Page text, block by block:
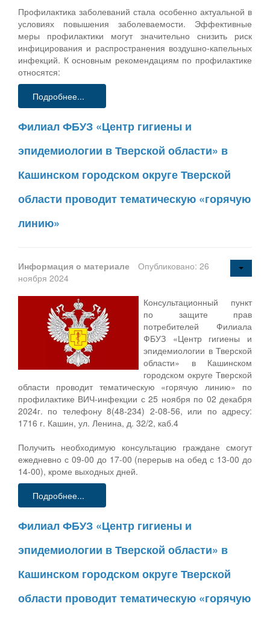
Профилактика заболеваний стала особенно актуальной в
условиях повышения заболеваемости. Эффективные
меры профилактики могут значительно снизить риск
инфицирования и распространения воздушно-капельных
инфекций. К основным рекомендациям по профилактике
относятся:
Подробнее...
Филиал ФБУЗ «Центр гигиены и
эпидемиологии в Тверской области» в
Кашинском городском округе Тверской
области проводит тематическую «горячую
линию»
Информация о материале
Опубликовано: 26
ноября 2024
Консультационный пункт
по защите прав
потребителей Филиала
ФБУЗ «Центр гигиены и
эпидемиологии в Тверской
области» в Кашинском
городском округе Тверской
области проводит тематическую «горячую линию» по
профилактике ВИЧ-инфекции с 25 ноября по 02 декабря
2024г. по телефону 8(48-234) 2-08-56, или по адресу:
1716 г. Кашин, ул. Ленина, д. 32/2, каб.4
Получить необходимую консультацию граждане смогут
ежедневно с 09-00 до 17-00 (перерыв на обед с 13-00 до
14-00), кроме выходных дней.
Подробнее...
Филиал ФБУЗ «Центр гигиены и
эпидемиологии в Тверской области» в
Кашинском городском округе Тверской
области проводит тематическую «горячую